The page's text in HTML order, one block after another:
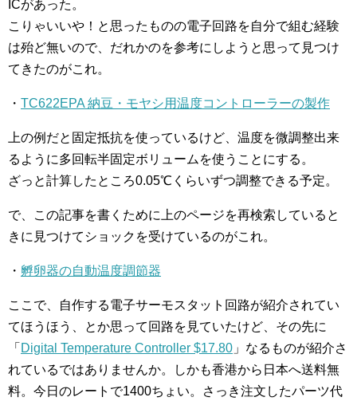
ICがあった。
こりゃいいや！と思ったものの電子回路を自分で組む経験
は殆ど無いので、だれかのを参考にしようと思って見つけ
てきたのがこれ。
・ TC622EPA 納豆・モヤシ用温度コントローラーの製作
上の例だと固定抵抗を使っているけど、温度を微調整出来
るように多回転半固定ボリュームを使うことにする。
ざっと計算したところ0.05℃くらいずつ調整できる予定。
で、この記事を書くために上のページを再検索していると
きに見つけてショックを受けているのがこれ。
・ 孵卵器の自動温度調節器
ここで、自作する電子サーモスタット回路が紹介されてい
てほうほう、とか思って回路を見ていたけど、その先に
「 Digital Temperature Controller $17.80 」なるものが紹介さ
れているではありませんか。しかも香港から日本へ送料無
料。今日のレートで1400ちょい。さっき注文したパーツ代